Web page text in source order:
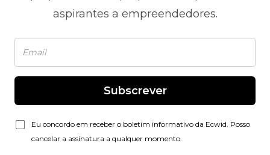
aspirantes a empreendedores.
Subscrever
Eu concordo em receber o boletim informativo da Ecwid. Posso
cancelar a assinatura a qualquer momento.